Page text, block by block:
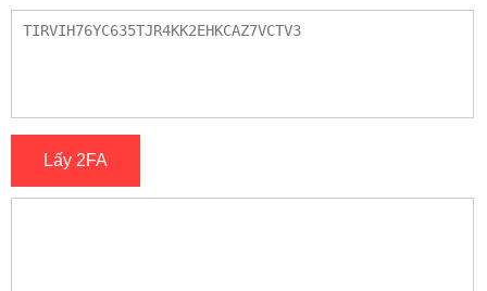
Lấy 2FA